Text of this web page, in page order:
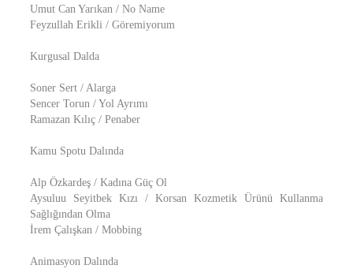
Umut Can Yarıkan / No Name
Feyzullah Erikli / Göremiyorum
Kurgusal Dalda
Soner Sert / Alarga
Sencer Torun / Yol Ayrımı
Ramazan Kılıç / Penaber
Kamu Spotu Dalında
Alp Özkardeş / Kadına Güç Ol
Aysuluu Seyitbek Kızı / Korsan Kozmetik Ürünü Kullanma
Sağlığından Olma
İrem Çalışkan / Mobbing
Animasyon Dalında